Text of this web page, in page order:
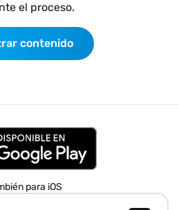
el proceso.
contenido
para iOS